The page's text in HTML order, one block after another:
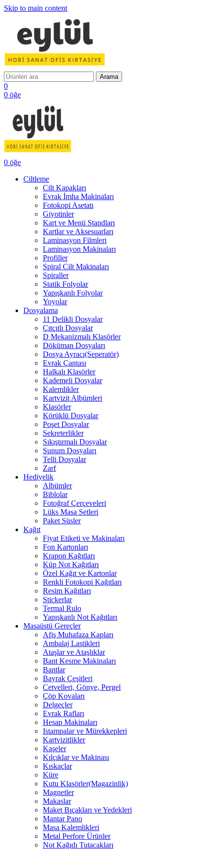
Skip to main content
Arama
0
0 öğe
0 öğe
Ciltleme
Cilt Kapakları
Evrak İmha Makinaları
Fotokopi Asetatı
Giyotinler
Kart ve Menü Standları
Kartlar ve Aksesuarları
Laminasyon Filmleri
Laminasyon Makinaları
Profiller
Spiral Cilt Makinaları
Spiraller
Statik Folyolar
Yapışkanlı Folyolar
Yoyolar
Dosyalama
11 Delikli Dosyalar
Çıtçıtlı Dosyalar
D Mekanizmalı Klasörler
Döküman Dosyaları
Dosya Ayracı(Seperatör)
Evrak Çantası
Halkalı Klasörler
Kademeli Dosyalar
Kalemlikler
Kartvizit Albümleri
Klasörler
Körüklü Dosyalar
Poşet Dosyalar
Sekreterlikler
Sıkıştırmalı Dosyalar
Sunum Dosyaları
Telli Dosyalar
Zarf
Hediyelik
Albümler
Biblolar
Fotoğraf Çerçeveleri
Lüks Masa Setleri
Paket Süsler
Kağıt
Fiyat Etiketi ve Makinaları
Fon Kartonları
Krapon Kağıtları
Küp Not Kağıtları
Özel Kağıt ve Kartonlar
Renkli Fotokopi Kağıtları
Resim Kağıtları
Stickerlar
Termal Rulo
Yapışkanlı Not Kağıtları
Masaüstü Gereçler
Afiş Muhafaza Kapları
Ambalaj Lastikleri
Ataşlar ve Ataşlıklar
Bant Kesme Makinaları
Bantlar
Bayrak Çeşitleri
Cetvelleri, Gönye, Pergel
Çöp Kovaları
Delgeçler
Evrak Rafları
Hesap Makinaları
Istampalar ve Mürekkepleri
Kartvizitlikler
Kaşeler
Kılçıklar ve Makinası
Kıskaçlar
Küre
Kutu Klasörler(Magazinlik)
Magnetler
Makaslar
Maket Bıçakları ve Yedekleri
Mantar Pano
Masa Kalemlikleri
Metal Perfore Ürünler
Not Kağıdı Tutacakları